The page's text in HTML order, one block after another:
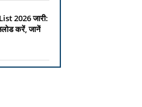
2026 जारी:
करें, जानें